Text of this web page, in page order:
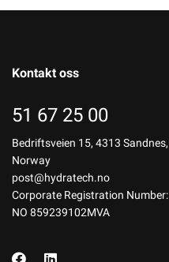
Kontakt oss
51 67 25 00
Bedriftsveien 15, 4313 Sandnes,
Norway
post@hydratech.no
Corporate Registration Number:
NO 859239102MVA